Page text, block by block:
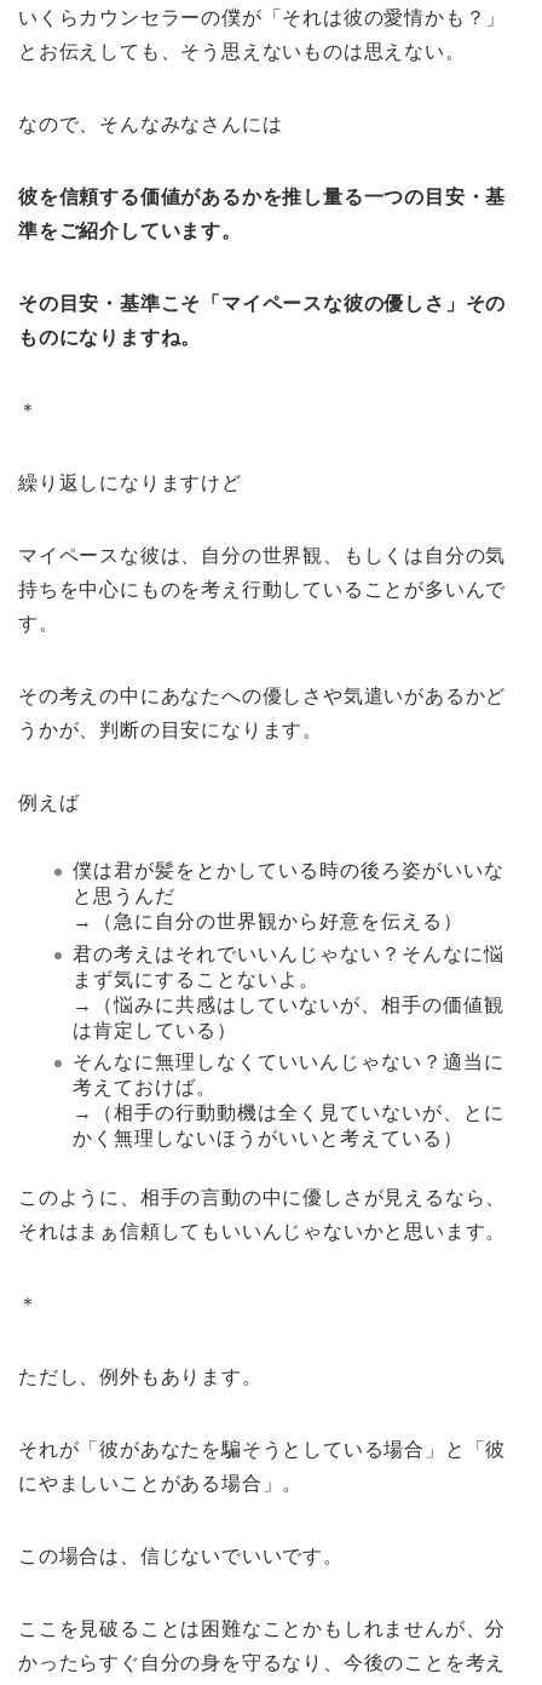
いくらカウンセラーの僕が「それは彼の愛情かも？」
とお伝えしても、そう思えないものは思えない。
なので、そんなみなさんには
彼を信頼する価値があるかを推し量る一つの目安・基
準をご紹介しています。
その目安・基準こそ「マイペースな彼の優しさ」その
ものになりますね。
＊
繰り返しになりますけど
マイペースな彼は、自分の世界観、もしくは自分の気
持ちを中心にものを考え行動していることが多いんで
す。
その考えの中にあなたへの優しさや気遣いがあるかど
うかが、判断の目安になります。
例えば
僕は君が髪をとかしている時の後ろ姿がいいな
と思うんだ
→（急に自分の世界観から好意を伝える）
君の考えはそれでいいんじゃない？そんなに悩
まず気にすることないよ。
→（悩みに共感はしていないが、相手の価値観
は肯定している）
そんなに無理しなくていいんじゃない？適当に
考えておけば。
→（相手の行動動機は全く見ていないが、とに
かく無理しないほうがいいと考えている）
このように、相手の言動の中に優しさが見えるなら、
それはまぁ信頼してもいいんじゃないかと思います。
＊
ただし、例外もあります。
それが「彼があなたを騙そうとしている場合」と「彼
にやましいことがある場合」。
この場合は、信じないでいいです。
ここを見破ることは困難なことかもしれませんが、分
かったらすぐ自分の身を守るなり、今後のことを考え